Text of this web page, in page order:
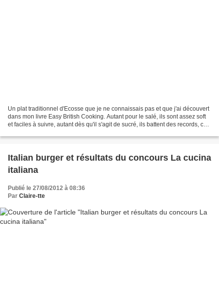
Un plat traditionnel d'Ecosse que je ne connaissais pas et que j'ai découvert
dans mon livre Easy British Cooking. Autant pour le salé, ils sont assez soft
et faciles à suivre, autant dès qu'il s'agit de sucré, ils battent des records, ces
Italian burger et résultats du concours La cucina
italiana
Publié le 27/08/2012 à 08:36
Par Claire-tte